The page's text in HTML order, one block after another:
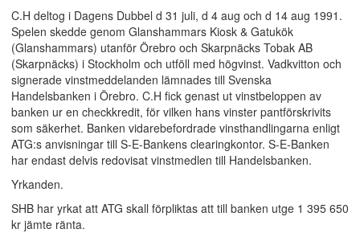
C.H deltog i Dagens Dubbel d 31 juli, d 4 aug och d 14 aug 1991.
Spelen skedde genom Glanshammars Kiosk & Gatukök
(Glanshammars) utanför Örebro och Skarpnäcks Tobak AB
(Skarpnäcks) i Stockholm och utföll med högvinst. Vadkvitton och
signerade vinstmeddelanden lämnades till Svenska
Handelsbanken i Örebro. C.H fick genast ut vinstbeloppen av
banken ur en checkkredit, för vilken hans vinster pantförskrivits
som säkerhet. Banken vidarebefordrade vinsthandlingarna enligt
ATG:s anvisningar till S-E-Bankens clearingkontor. S-E-Banken
har endast delvis redovisat vinstmedlen till Handelsbanken.
Yrkanden.
SHB har yrkat att ATG skall förpliktas att till banken utge 1 395 650
kr jämte ränta.